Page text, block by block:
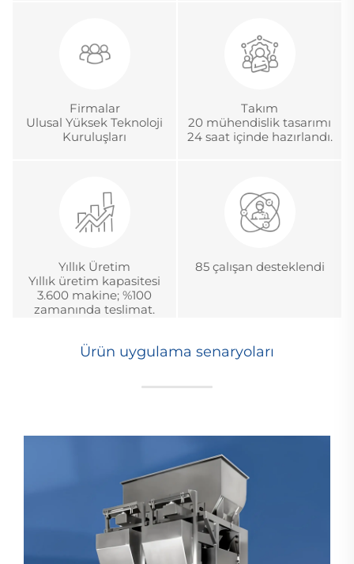
Firmalar
Ulusal Yüksek Teknoloji
Kuruluşları
Takım
20 mühendislik tasarımı
24 saat içinde hazırlandı.
Yıllık Üretim
Yıllık üretim kapasitesi
3.600 makine; %100
zamanında teslimat.
85 çalışan desteklendi
Ürün uygulama senaryoları